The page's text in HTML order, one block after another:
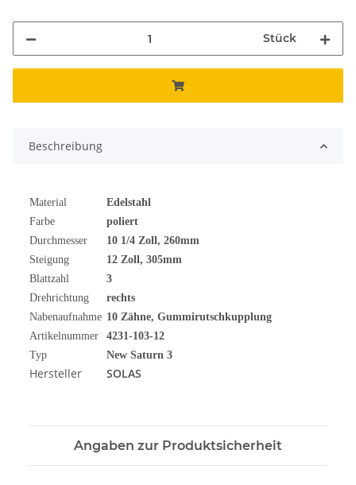
Stück
Beschreibung
Material
Edelstahl
Farbe
poliert
Durchmesser
10 1/4 Zoll, 260mm
Steigung
12 Zoll, 305mm
Blattzahl
3
Drehrichtung
rechts
Nabenaufnahme 10 Zähne, Gummirutschkupplung
Artikelnummer
4231-103-12
Typ
New Saturn 3
Hersteller SOLAS
Angaben zur Produktsicherheit